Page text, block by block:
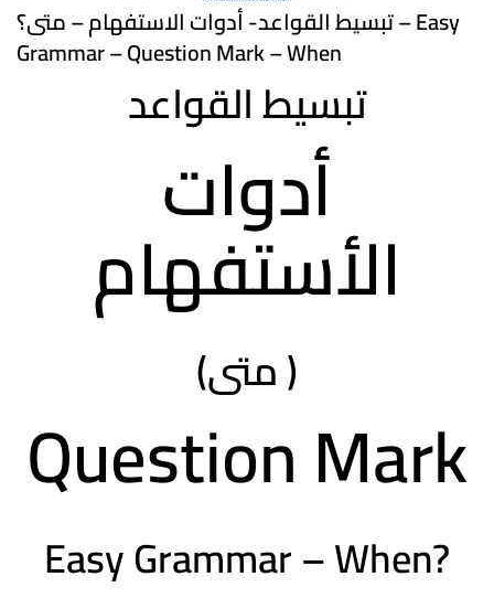
تبسيط القواعد- أدوات الاستفهام – متى؟ – Easy
Grammar – Question Mark – When
تبسيط القواعد
أدوات
الأستفهام
(متى )
Question Mark
Easy Grammar – When?